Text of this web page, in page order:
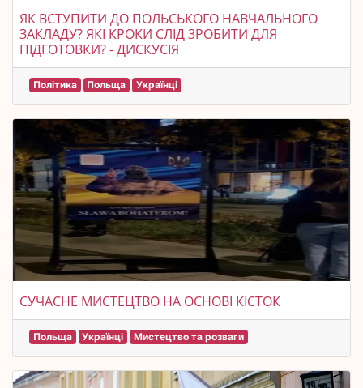
ЯК ВСТУПИТИ ДО ПОЛЬСЬКОГО НАВЧАЛЬНОГО
ЗАКЛАДУ? ЯКІ КРОКИ СЛІД ЗРОБИТИ ДЛЯ
ПІДГОТОВКИ? - ДИСКУСІЯ
Політика Польща Українці
СУЧАСНЕ МИСТЕЦТВО НА ОСНОВІ КІСТОК
Польща Українці Мистецтво та розваги